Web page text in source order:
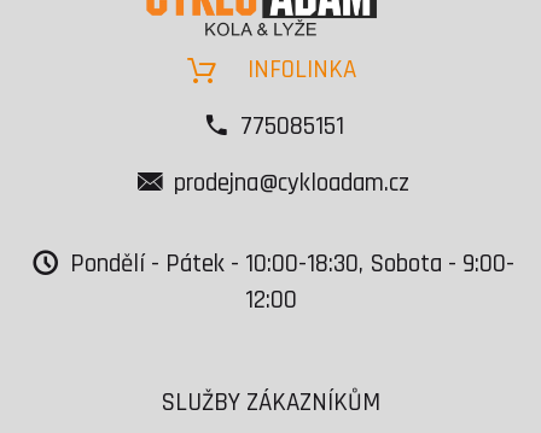
INFOLINKA
775085151
prodejna@cykloadam.cz
Pondělí - Pátek - 10:00-18:30, Sobota - 9:00-
12:00
SLUŽBY ZÁKAZNÍKŮM